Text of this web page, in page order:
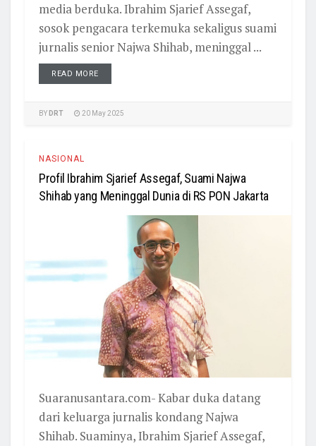
media berduka. Ibrahim Sjarief Assegaf,
sosok pengacara terkemuka sekaligus suami
jurnalis senior Najwa Shihab, meninggal ...
READ MORE
BY DRT 20 May 2025
NASIONAL
Profil Ibrahim Sjarief Assegaf, Suami Najwa
Shihab yang Meninggal Dunia di RS PON Jakarta
Suaranusantara.com- Kabar duka datang
dari keluarga jurnalis kondang Najwa
Shihab. Suaminya, Ibrahim Sjarief Assegaf,